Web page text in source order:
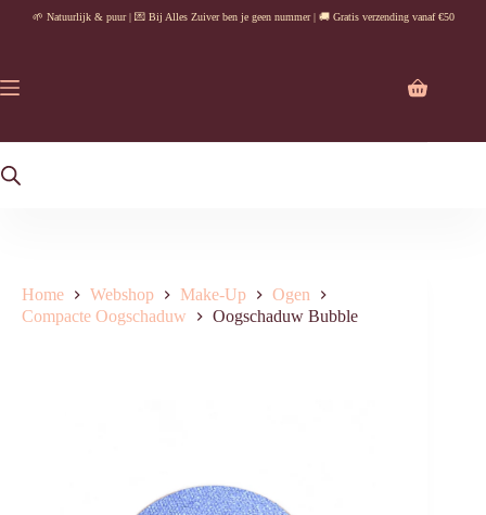
🌱 Natuurlijk & puur | 💌 Bij Alles Zuiver ben je geen nummer | 🚚 Gratis verzending vanaf €50
Home Webshop Make-Up
Ogen
Compacte Oogschaduw
Oogschaduw Bubble